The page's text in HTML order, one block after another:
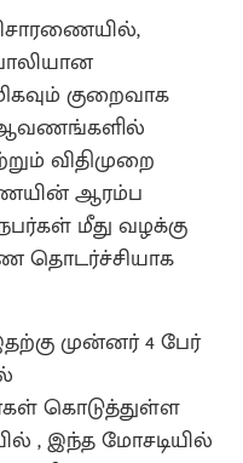
குறைவாக
ஆவணங்களில்
விதிமுறை
ஆரம்ப
மீது வழக்கு
தொடர்ச்சியாக
முன்னர் 4 பேர்
கொடுத்துள்ள
, இந்த மோசடியில்